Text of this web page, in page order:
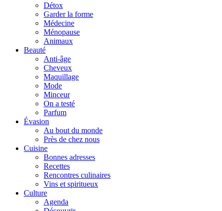
Détox
Garder la forme
Médecine
Ménopause
Animaux
Beauté
Anti-âge
Cheveux
Maquillage
Mode
Minceur
On a testé
Parfum
Évasion
Au bout du monde
Près de chez nous
Cuisine
Bonnes adresses
Recettes
Rencontres culinaires
Vins et spiritueux
Culture
Agenda